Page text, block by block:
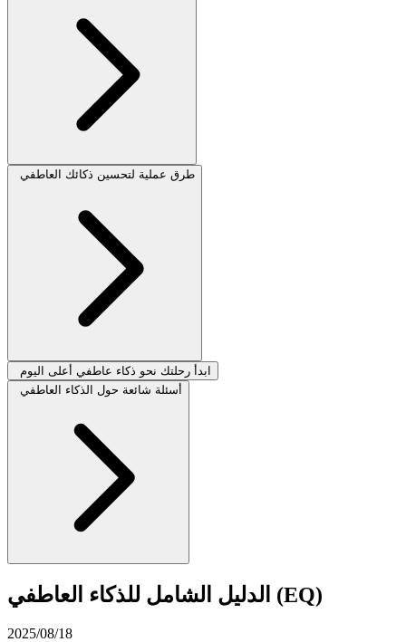
طرق عملية لتحسين ذكائك العاطفي
ابدأ رحلتك نحو ذكاء عاطفي أعلى اليوم
أسئلة شائعة حول الذكاء العاطفي
الدليل الشامل للذكاء العاطفي (EQ)
2025/08/18